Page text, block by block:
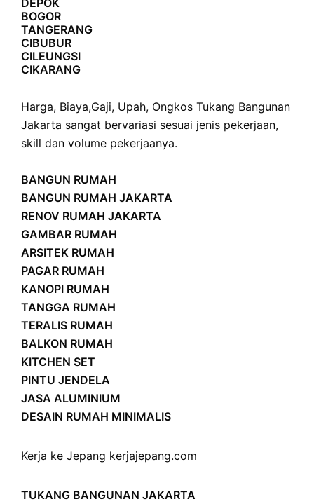
BOGOR
TANGERANG
CIBUBUR
CILEUNGSI
CIKARANG
Harga, Biaya,Gaji, Upah, Ongkos Tukang Bangunan
Jakarta sangat bervariasi sesuai jenis pekerjaan,
skill dan volume pekerjaanya.
BANGUN RUMAH
BANGUN RUMAH JAKARTA
RENOV RUMAH JAKARTA
GAMBAR RUMAH
ARSITEK RUMAH
PAGAR RUMAH
KANOPI RUMAH
TANGGA RUMAH
TERALIS RUMAH
BALKON RUMAH
KITCHEN SET
PINTU JENDELA
JASA ALUMINIUM
DESAIN RUMAH MINIMALIS
Kerja ke Jepang kerjajepang.com
TUKANG BANGUNAN JAKARTA